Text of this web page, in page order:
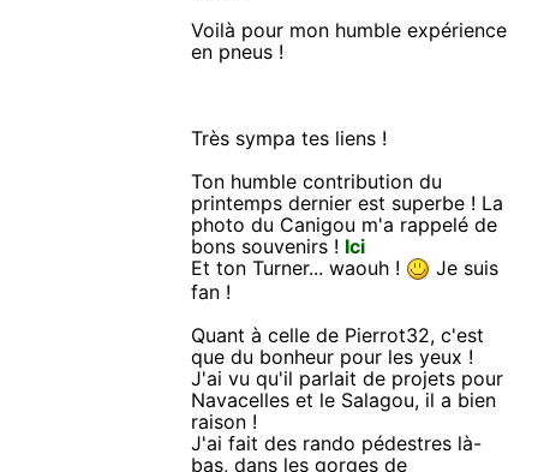
Voilà pour mon humble expérience
en pneus !
Très sympa tes liens !
Ton humble contribution du
printemps dernier est superbe ! La
photo du Canigou m'a rappelé de
bons souvenirs ! Ici
Et ton Turner... waouh !
Je suis
fan !
Quant à celle de Pierrot32, c'est
que du bonheur pour les yeux !
J'ai vu qu'il parlait de projets pour
Navacelles et le Salagou, il a bien
raison !
J'ai fait des rando pédestres là-
bas, dans les gorges de